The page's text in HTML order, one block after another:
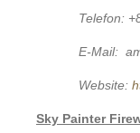
Telefon:
E-Mail:
Website:
Sky Painter